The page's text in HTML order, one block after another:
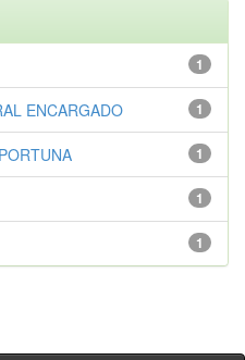
1
1
ENCARGADO
1
1
1